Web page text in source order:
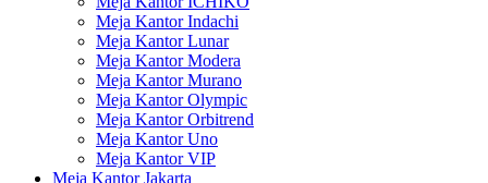
Meja Kantor Indachi
Meja Kantor Lunar
Meja Kantor Modera
Meja Kantor Murano
Meja Kantor Olympic
Meja Kantor Orbitrend
Meja Kantor Uno
Meja Kantor VIP
Meja Kantor Jakarta